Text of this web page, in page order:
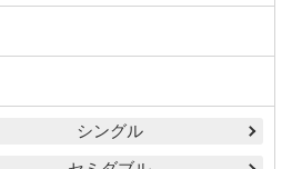
シングル